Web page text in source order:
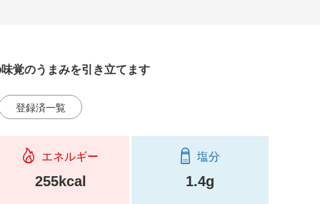
覚のうまみを引き立てます
登録済一覧
エネルギー
255kcal
塩分
1.4g